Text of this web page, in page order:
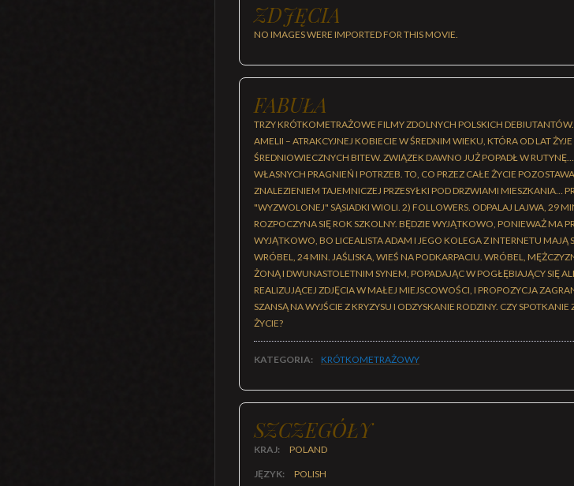
ZDJĘCIA
NO IMAGES WERE IMPORTED FOR THIS MOVIE.
FABUŁA
TRZY KRÓTKOMETRAŻOWE FILMY ZDOLNYCH POLSKICH
AMELII – ATRAKCYJNEJ KOBIECIE W ŚREDNIM WIEKU, KTÓRA OD LAT
ŚREDNIOWIECZNYCH BITEW. ZWIĄZEK DAWNO JUŻ POPADŁ W
WŁASNYCH PRAGNIEŃ I POTRZEB. TO, CO PRZEZ CAŁE ŻYCIE
ZNALEZIENIEM TAJEMNICZEJ PRZESYŁKI POD DRZWIAMI MIESZKANIA…
"WYZWOLONEJ" SĄSIADKI WIOLI. 2) FOLLOWERS. ODPALAJ LAJWA, 29
ROZPOCZYNA SIĘ ROK SZKOLNY. BĘDZIE WYJĄTKOWO, PONIEWAŻ MA
WYJĄTKOWO, BO LICEALISTA ADAM I JEGO KOLEGA Z INTERNETU MAJĄ
WRÓBEL, 24 MIN. JAŚLISKA, WIEŚ NA PODKARPACIU. WRÓBEL,
ŻONĄ I DWUNASTOLETNIM SYNEM, POPADAJĄC W POGŁĘBIAJĄCY SIĘ
REALIZUJĄCEJ ZDJĘCIA W MAŁEJ MIEJSCOWOŚCI, I PROPOZYCJA
SZANSĄ NA WYJŚCIE Z KRYZYSU I ODZYSKANIE RODZINY. CZY
ŻYCIE?
KATEGORIA: KRÓTKOMETRAŻOWY
SZCZEGÓŁY
KRAJ: POLAND
JĘZYK: POLISH